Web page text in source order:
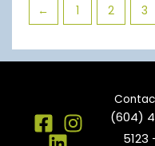
← 1 2 3
(604)
5123